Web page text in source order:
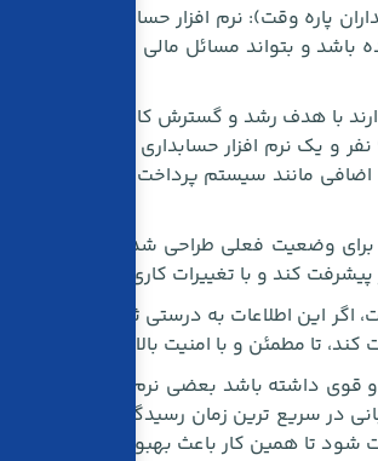
وقت): نرم افزار حسابداری باید
و بتواند مسائل مالی مربوط به
با هدف رشد و گسترش کار خود را شروع می
کارکنان، بالا رفتن فروش، درآمد بالا و…. می باشد مثلاً یک شرکت خیلی کوچک ا ۶ نفر و یک نرم
مانند سیستم پرداخت خزانه داری
وضعیت فعلی طراحی شده به زودی به
کند و با تغییرات کاری شما نیز
اگر این اطلاعات به درستی ثبت نشود
تا مطمئن و با امنیت بالا اطلاعات را ثبت
قوی داشته باشد بعضی نرم افزارها
در سریع ترین زمان رسیدگی و برطرف شود،
شود تا همین کار باعث بهبود پاسخگویی